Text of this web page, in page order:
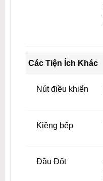
Các Tiện Ích Khác
Nút điều khiển
Kiềng bếp
Đầu Đốt